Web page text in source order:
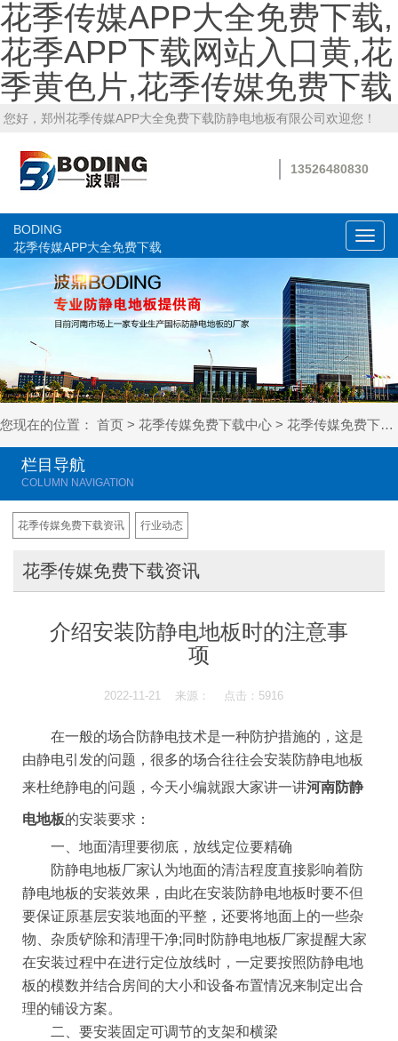
花季传媒APP大全免费下载,
花季APP下载网站入口黄,花
季黄色片,花季传媒免费下载
您好，郑州花季传媒APP大全免费下载防静电地板有限公司欢迎您！
13526480830
切
换
航
BODING
花季传媒APP大全免费下载
您现在的位置： 首页 > 花季传媒免费下载中心 > 花季传媒免费下载资讯
栏目导航
花季传媒免费下载资讯 行业动态
花季传媒免费下载资讯
介绍安装防静电地板时的注意事
项
2022-11-21 来源： 点击：5916
在一般的场合防静电技术是一种防护措施的，这是
由静电引发的问题，很多的场合往往会安装防静电地板
来杜绝静电的问题，今天小编就跟大家讲一讲河南防静
电地板的安装要求：
一、地面清理要彻底，放线定位要精确
防静电地板厂家认为地面的清洁程度直接影响着防
静电地板的安装效果，由此在安装防静电地板时要不但
要保证原基层安装地面的平整，还要将地面上的一些杂
物、杂质铲除和清理干净;同时防静电地板厂家提醒大家
在安装过程中在进行定位放线时，一定要按照防静电地
板的模数并结合房间的大小和设备布置情况来制定出合
理的铺设方案。
二、要安装固定可调节的支架和横梁